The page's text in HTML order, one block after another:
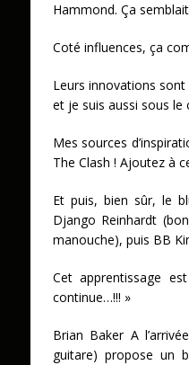
Hammond. Ça
Coté influences, ça
Leurs innovations
et je suis aussi sous le
Mes sources
The Clash ! Ajoutez à
Et puis, bien sûr, le
Django Reinhardt
manouche), puis BB
Cet apprentissage
continue…!!! »
Brian Baker A
guitare) propose un